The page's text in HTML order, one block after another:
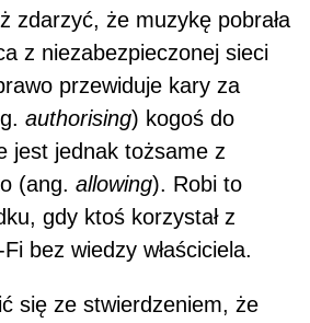
zdarzyć, że muzykę pobrała
z niezabezpieczonej sieci
przewiduje kary za
authorising) kogoś do
jest jednak tożsame z
(ang. allowing). Robi to
gdy ktoś korzystał z
bez wiedzy właściciela.
się ze stwierdzeniem, że